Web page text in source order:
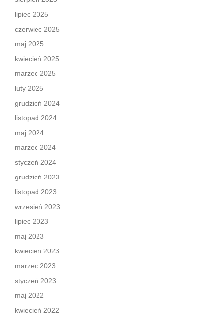
lipiec 2025
czerwiec 2025
maj 2025
kwiecień 2025
marzec 2025
luty 2025
grudzień 2024
listopad 2024
maj 2024
marzec 2024
styczeń 2024
grudzień 2023
listopad 2023
wrzesień 2023
lipiec 2023
maj 2023
kwiecień 2023
marzec 2023
styczeń 2023
maj 2022
kwiecień 2022